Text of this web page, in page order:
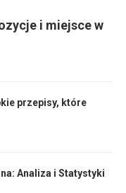
i miejsce w
przepisy, które
Analiza i Statystyki